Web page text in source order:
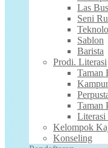
Las
Seni
Sablon
Barista
Prodi. Literasi
Taman
Taman
Kelompok
Konseling